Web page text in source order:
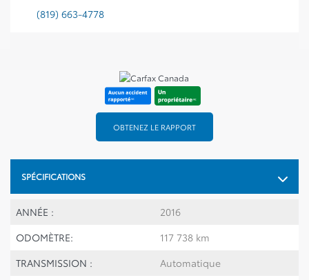
OBTENEZ LE RAPPORT
SPÉCIFICATIONS
ANNÉE :
2016
ODOMÈTRE:
117 738 km
TRANSMISSION :
Automatique
(819) 663-4778